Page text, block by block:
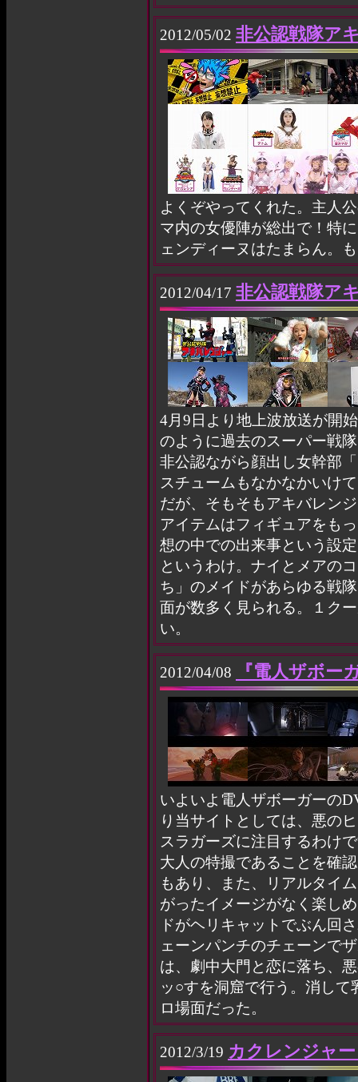
2012/05/02 非公認戦隊ア
よくぞやってくれた。主人
マ内の女優陣が総出で！特
ェンディーヌはたまらん。
2012/04/17 非公認戦隊ア
4月9日より地上波放送が開
のように過去のスーパー戦
非公認ながら顔出し女幹部
スチュームもなかなかいけ
だが、そもそもアキバレン
アイテムはフィギュアをも
想の中での出来事という設
というわけ。ナイとメアの
ち」のメイドがあらゆる戦
面が数多く見られる。１ク
い。
2012/04/08 『電人ザボー
いよいよ電人ザボーガーの
り当サイトとしては、悪の
スラガーズに注目するわけ
大人の特撮であることを確
もあり、また、リアルタイ
がったイメージがなく楽し
ドがヘリキャットでぶん回
ェーンパンチのチェーンで
は、劇中大門と恋に落ち、
ッ○すを洞窟で行う。消し
ロ場面だった。
2012/3/19 カクレンジャ